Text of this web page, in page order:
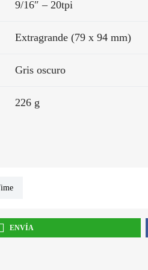
9/16″ – 20tpi
Extragrande (79 x 94 mm)
Gris oscuro
226 g
time
ENVÍA